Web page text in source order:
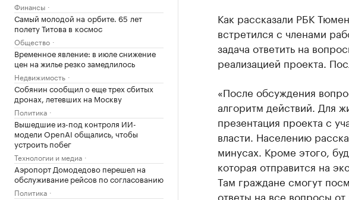
Финансы
Самый молодой на орбите. 65 лет
полету Титова в космос
Общество
Временное явление: в июле снижение
цен на жилье резко замедлилось
Недвижимость
Собянин сообщил о еще трех сбитых
дронах, летевших на Москву
Политика
Вышедшие из-под контроля ИИ-
модели OpenAI общались, чтобы
устроить побег
Технологии и медиа
Аэропорт Домодедово перешел на
обслуживание рейсов по согласованию
Политика
Как рассказали РБК
встретился с членами
задача ответить на
реализацией проекта.
«После обсуждения
алгоритм действий. Для
презентация проекта с
власти. Населению
минусах. Кроме этого,
которая отправится на
Там граждане смогут
ответы на все вопросы